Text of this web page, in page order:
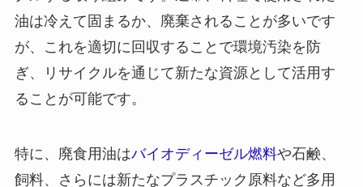
油は冷えて固まるか、廃棄されることが多いです
が、これを適切に回収することで環境汚染を防
ぎ、リサイクルを通じて新たな資源として活用す
ることが可能です。
特に、廃食用油はバイオディーゼル燃料や石鹸、
飼料、さらには新たなプラスチック原料など多用